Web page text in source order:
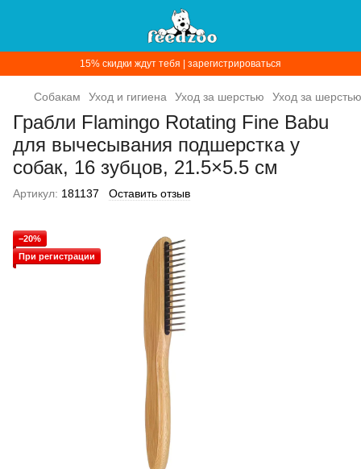
15% скидки ждут тебя | зарегистрироваться
Собакам Уход и гигиена Уход за шерстью Уход за
Грабли Flamingo Rotating Fine Babu
для вычесывания подшерстка у
собак, 16 зубцов, 21.5×5.5 см
Артикул: 181137 Оставить отзыв
−20%
При регистрации